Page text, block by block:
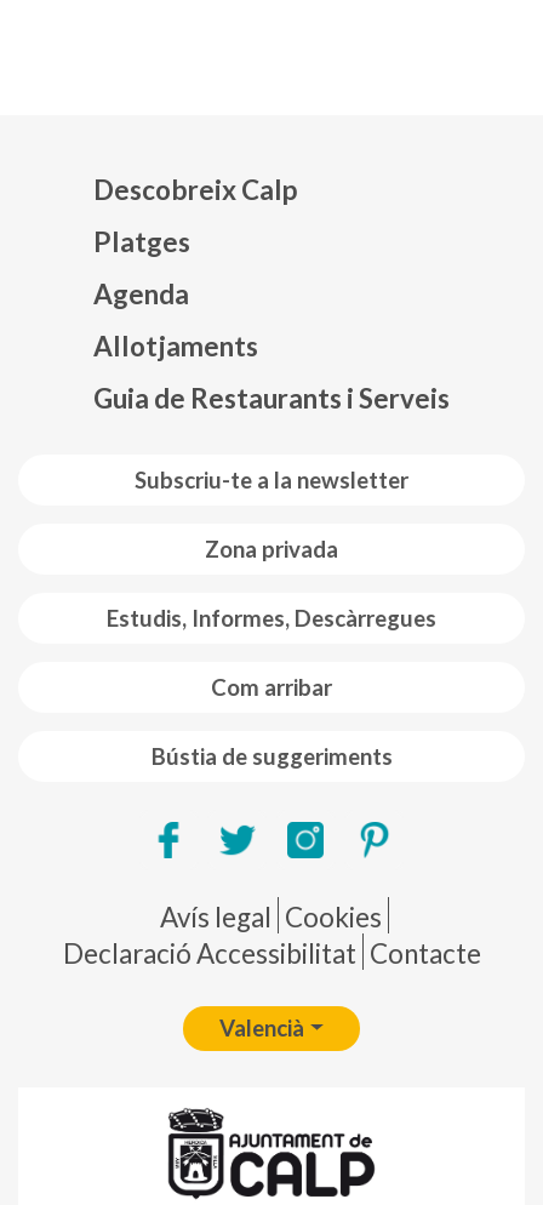
Subscriu-te a la newsletter
Zona privada
Estudis, Informes, Descàrregues
Com arribar
Bústia de suggeriments
Descobreix Calp
Platges
Agenda
Allotjaments
Guia de Restaurants i Serveis
Pie de página
Avís legal Cookies
Declaració Accessibilitat Contacte
Valencià